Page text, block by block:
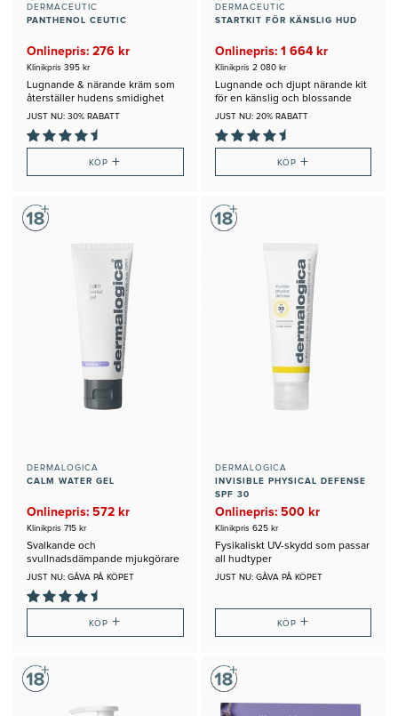
DERMACEUTIC
PANTHENOL CEUTIC
Onlinepris: 276 kr
Klinikpris 395 kr
Lugnande & närande kräm som
återställer hudens smidighet
JUST NU: 30% RABATT
KÖP+
DERMACEUTIC
STARTKIT FÖR KÄNSLIG HUD
Onlinepris: 1 664 kr
Klinikpris 2 080 kr
Lugnande och djupt närande kit
för en känslig och blossande
hud
JUST NU: 20% RABATT
KÖP +
DERMALOGICA
CALM WATER GEL
Onlinepris: 572 kr
Klinikpris 715 kr
Svalkande och
svullnadsdämpande mjukgörare
för känslig hud
JUST NU: GÅVA PÅ KÖPET
KÖP+
DERMALOGICA
INVISIBLE PHYSICAL DEFENSE
SPF 30
Onlinepris: 500 kr
Klinikpris 625 kr
Fysikaliskt UV-skydd som passar
all hudtyper
JUST NU: GÅVA PÅ KÖPET
KÖP +